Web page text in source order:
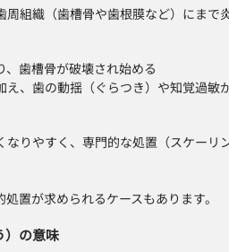
組織（歯槽骨や歯根膜など）にまで
歯槽骨が破壊され始める
え、歯の動揺（ぐらつき）や知覚過敏
りやすく、専門的な処置（スケーリ
置が求められるケースもあります。
）の意味